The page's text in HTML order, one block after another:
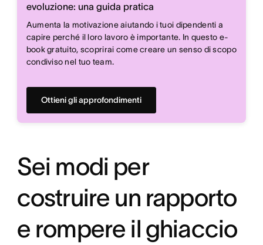
evoluzione: una guida pratica
Aumenta la motivazione aiutando i tuoi dipendenti a
capire perché il loro lavoro è importante. In questo e-
book gratuito, scoprirai come creare un senso di scopo
condiviso nel tuo team.
Ottieni gli approfondimenti
Sei modi per
costruire un rapporto
e rompere il ghiaccio